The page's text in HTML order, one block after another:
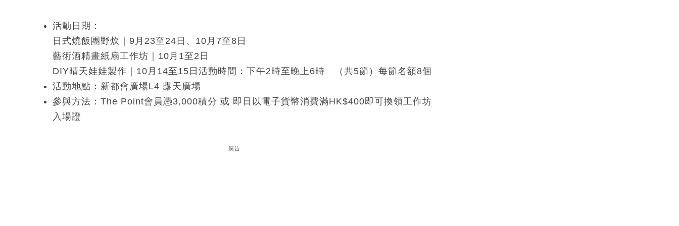
活動日期：
日式燒飯團野炊｜9月23至24日、10月7至8日
藝術酒精畫紙扇工作坊｜10月1至2日
DIY晴天娃娃製作｜10月14至15日活動時間：下午2時至晚上6時 （共5節）每節名額8個
活動地點：新都會廣場L4 露天廣場
參與方法：The Point會員憑3,000積分 或 即日以電子貨幣消費滿HK$400即可換領工作坊
入場證
廣告